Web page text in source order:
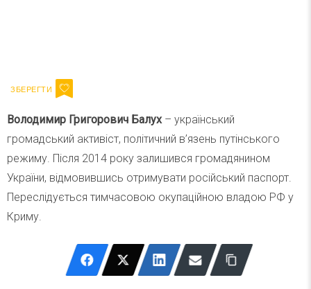
Володимир Григорович Балух– український
громадський активіст, політичний в’язень путінського
режиму. Після 2014 року залишився громадянином
України, відмовившись отримувати російський паспорт.
Переслідується тимчасовою окупаційною владою РФ у
Криму.